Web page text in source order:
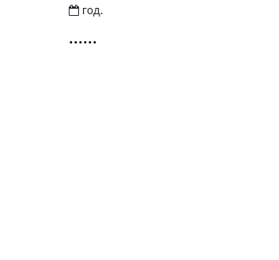
год.
......